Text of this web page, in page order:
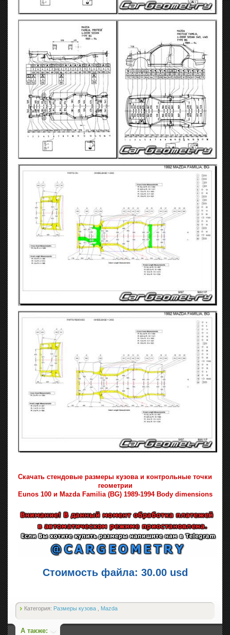
Скачать стендовые размеры кузова и контрольные точки
геометрии
Eunos 100 и Mazda Familia (BG) 1989-1994 Body dimensions
Стоимость файла: 30.00 usd
Категория: Размеры кузова Mazda
А также: